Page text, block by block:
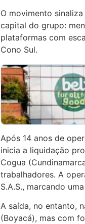
O movimento
capital do grupo:
plataformas com
Cono Sul.
Após 14 anos de
inicia a liquidação
Cogua
trabalhadores. A
S.A.S., marcando
A saída, no entanto,
(Boyacá), mas com